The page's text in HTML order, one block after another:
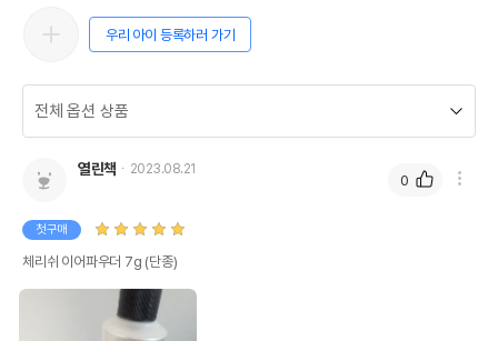
우리 아이 등록하러 가기
열린책 2023.08.21
첫구매
체리쉬 이어파우더 7g (단종)
0